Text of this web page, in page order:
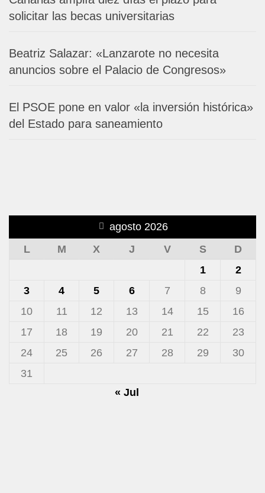
solicitar las becas universitarias
Beatriz Salazar: «Lanzarote no necesita
anuncios sobre el Palacio de Congresos»
El PSOE pone en valor «la inversión histórica»
del Estado para saneamiento
agosto 2026
L
M X J V S
D
1
2
3
4 5 6 7 8
9
10
11 12 13 14 15
16
17
18 19 20 21 22
23
24
25 26 27 28 29
30
31
« Jul